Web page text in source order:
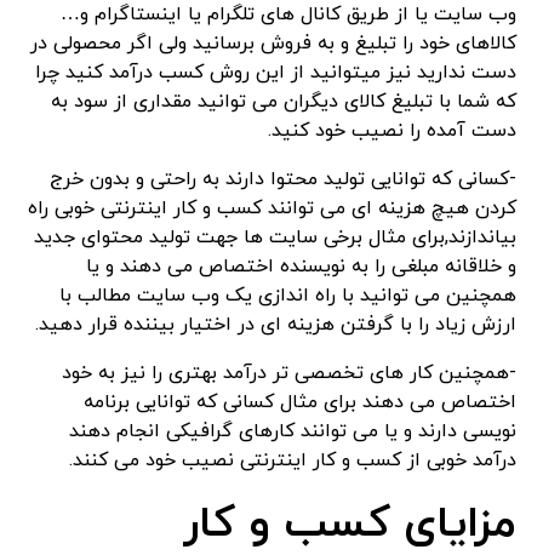
وب سایت یا از طریق کانال های تلگرام یا اینستاگرام و…
کالاهای خود را تبلیغ و به فروش برسانید ولی اگر محصولی در
دست ندارید نیز میتوانید از این روش کسب درآمد کنید چرا
که شما با تبلیغ کالای دیگران می توانید مقداری از سود به
دست آمده را نصیب خود کنید.
-کسانی که توانایی تولید محتوا دارند به راحتی و بدون خرج
کردن هیچ هزینه ای می توانند کسب و کار اینترنتی خوبی راه
بیاندازند,برای مثال برخی سایت ها جهت تولید محتوای جدید
و خلاقانه مبلغی را به نویسنده اختصاص می دهند و یا
همچنین می توانید با راه اندازی یک وب سایت مطالب با
ارزش زیاد را با گرفتن هزینه ای در اختیار بیننده قرار دهید.
-همچنین کار های تخصصی تر درآمد بهتری را نیز به خود
اختصاص می دهند برای مثال کسانی که توانایی برنامه
نویسی دارند و یا می توانند کارهای گرافیکی انجام دهند
درآمد خوبی از کسب و کار اینترنتی نصیب خود می کنند.
مزایای کسب و کار